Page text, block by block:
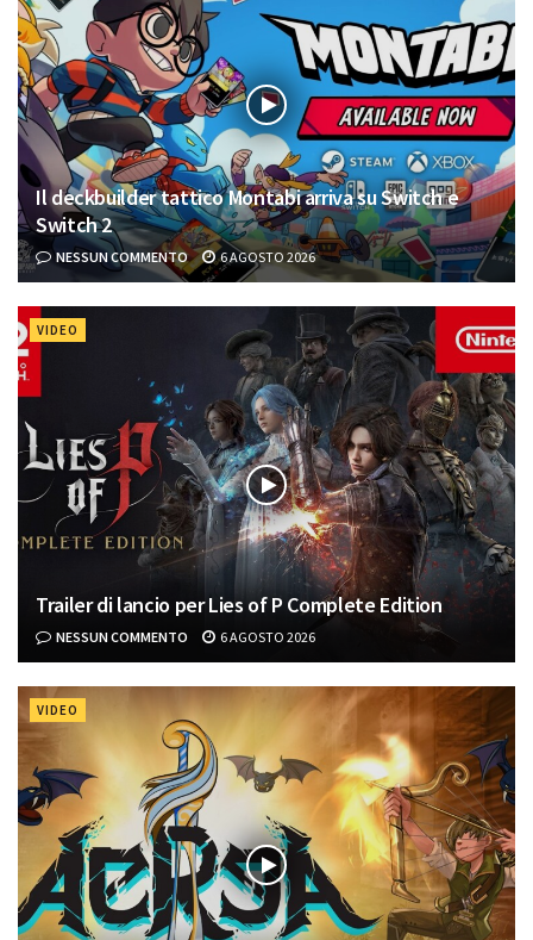
Il deckbuilder tattico Montabi arriva su Switch e
Switch 2
NESSUN COMMENTO 6 AGOSTO 2026
VIDEO
Trailer di lancio per Lies of P Complete Edition
NESSUN COMMENTO 6 AGOSTO 2026
VIDEO